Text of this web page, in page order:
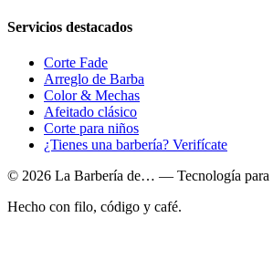
Servicios destacados
Corte Fade
Arreglo de Barba
Color & Mechas
Afeitado clásico
Corte para niños
¿Tienes una barbería? Verifícate
© 2026 La Barbería de… — Tecnología para
Hecho con filo, código y café.